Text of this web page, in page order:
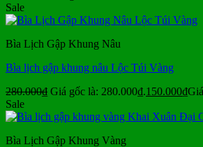
Sale
Bìa Lịch Gập Khung Nâu
Bìa lịch gập khung nâu Lộc Túi Vàng
280.000₫ Giá gốc là: 280.000₫.150.000₫
Sale
Bìa Lịch Gập Khung Vàng